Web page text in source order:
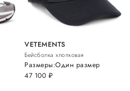
VETEMENTS
Бейсболка хлопковая
47 100 руб.
Размеры:Один размер